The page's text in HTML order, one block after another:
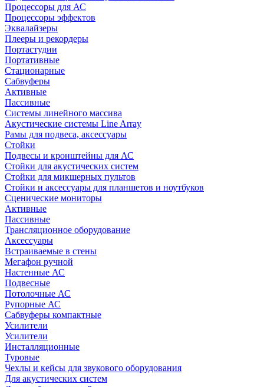
Процессоры для АС
Процессоры эффектов
Эквалайзеры
Плееры и рекордеры
Портастудии
Портативные
Стационарные
Сабвуферы
Активные
Пассивные
Системы линейного массива
Акустические системы Line Array
Рамы для подвеса, аксессуары
Стойки
Подвесы и кронштейны для АС
Стойки для акустических систем
Стойки для микшерных пультов
Стойки и аксессуары для планшетов и ноутбуков
Сценические мониторы
Активные
Пассивные
Трансляционное оборудование
Аксессуары
Встраиваемые в стены
Мегафон ручной
Настенные АС
Подвесные
Потолочные АС
Рупорные АС
Сабвуферы компактные
Усилители
Усилители
Инсталляционные
Туровые
Чехлы и кейсы для звукового оборудования
Для акустических систем